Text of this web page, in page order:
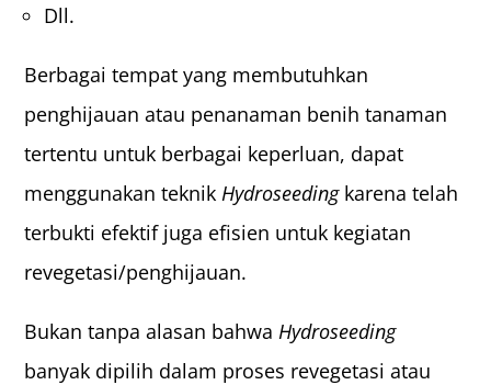
Dll.
Berbagai tempat yang membutuhkan
penghijauan atau penanaman benih tanaman
tertentu untuk berbagai keperluan, dapat
menggunakan teknikHydroseedingkarena telah
terbukti efektif juga efisien untuk kegiatan
revegetasi/penghijauan.
Bukan tanpa alasan bahwaHydroseeding
banyak dipilih dalam proses revegetasi atau